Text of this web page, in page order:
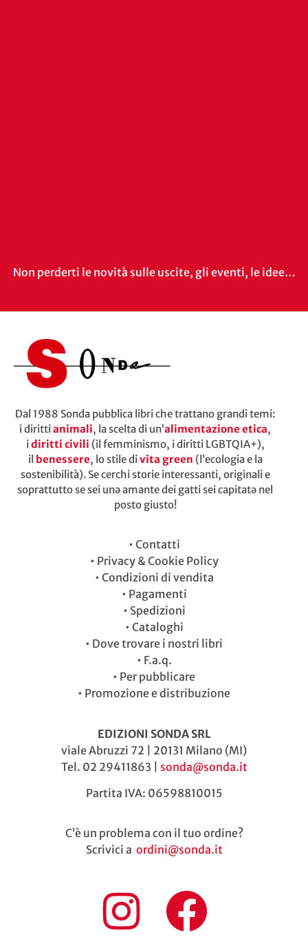
Non perderti le novità sulle uscite, gli eventi, le idee…
Dal 1988 Sonda pubblica libri che trattano grandi temi:
i dirittianimali, la scelta di un’alimentazione etica,
idiritti civili (il femminismo, i diritti LGBTQIA+),
il benessere, lo stile divita green (l’ecologia e la
sostenibilità). Se cerchi storie interessanti, originali e
soprattutto se sei unə amante dei gatti sei capitatə nel
posto giusto!
• Contatti
• Privacy & Cookie Policy
• Condizioni di vendita
• Pagamenti
• Spedizioni
• Cataloghi
• Dove trovare i nostri libri
• F.a.q.
• Per pubblicare
• Promozione e distribuzione
EDIZIONI SONDA SRL
viale Abruzzi 72 | 20131 Milano (MI)
Tel. 02 29411863 | sonda@sonda.it
Partita IVA: 06598810015
C’è un problema con il tuo ordine?
Scrivici a ordini@sonda.it